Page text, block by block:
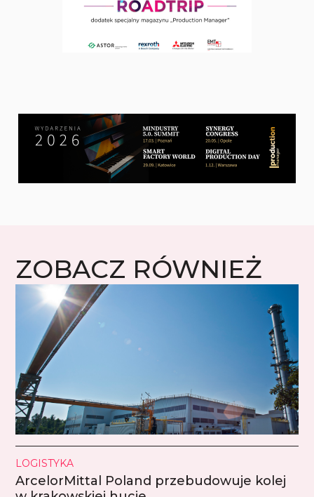
ZOBACZ RÓWNIEŻ
LOGISTYKA
ArcelorMittal Poland przebudowuje kolej